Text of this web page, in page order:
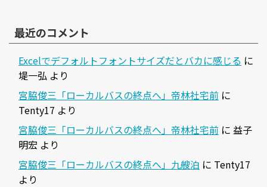
最近のコメント
Excelでデフォルトフォントサイズだとバカに感じる に
堤一弘 より
宮脇俊三「ローカルバスの終点へ」帝林社宅前 に
Tenty17 より
宮脇俊三「ローカルバスの終点へ」帝林社宅前 に 益子
明宏 より
宮脇俊三「ローカルバスの終点へ」九艘泊 に Tenty17
より